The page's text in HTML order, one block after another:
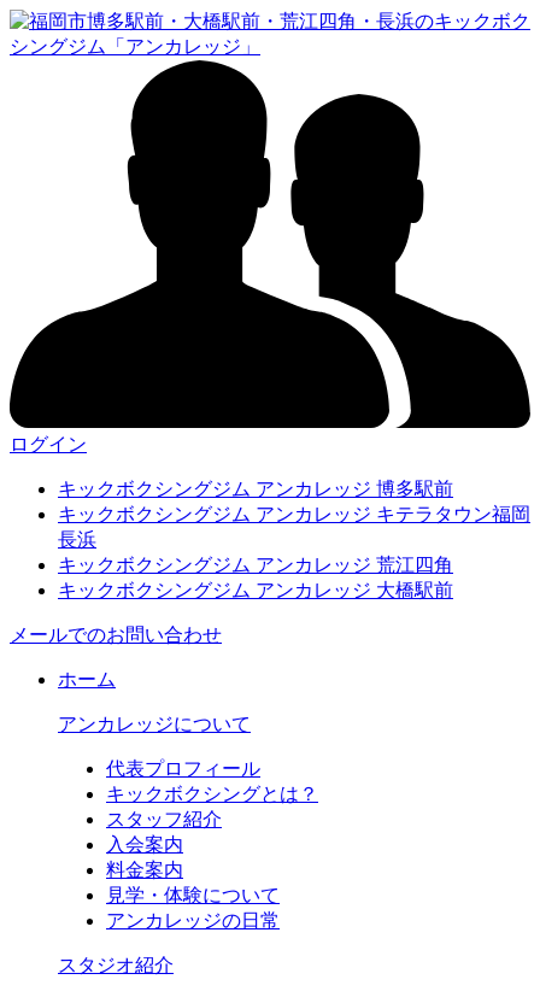
ログイン
キックボクシングジム アンカレッジ 博多駅前
キックボクシングジム アンカレッジ キテラタウン福岡
長浜
キックボクシングジム アンカレッジ 荒江四角
キックボクシングジム アンカレッジ 大橋駅前
メールでのお問い合わせ
ホーム
アンカレッジについて
代表プロフィール
キックボクシングとは？
スタッフ紹介
入会案内
料金案内
見学・体験について
アンカレッジの日常
スタジオ紹介